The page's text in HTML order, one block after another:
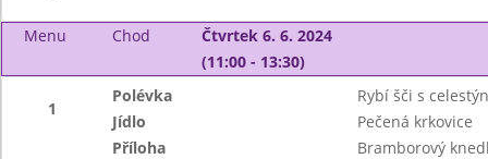
Menu Chod
Čtvrtek 6. 6. 2024
(11:00 - 13:30)
1
Polévka
Rybí šči s
Jídlo
Pečená krkovice
Příloha
Bramborový